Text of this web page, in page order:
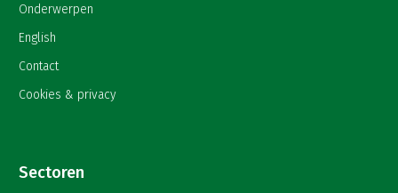
Onderwerpen
English
Contact
Cookies & privacy
Sectoren